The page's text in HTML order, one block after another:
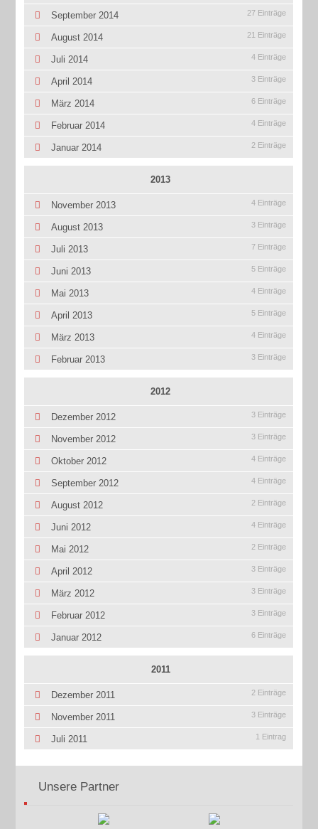
September 2014 27 Einträge
August 2014 21 Einträge
Juli 2014 4 Einträge
April 2014 3 Einträge
März 2014 6 Einträge
Februar 2014 4 Einträge
Januar 2014 2 Einträge
2013
November 2013 4 Einträge
August 2013 3 Einträge
Juli 2013 7 Einträge
Juni 2013 5 Einträge
Mai 2013 4 Einträge
April 2013 5 Einträge
März 2013 4 Einträge
Februar 2013 3 Einträge
2012
Dezember 2012 3 Einträge
November 2012 3 Einträge
Oktober 2012 4 Einträge
September 2012 4 Einträge
August 2012 2 Einträge
Juni 2012 4 Einträge
Mai 2012 2 Einträge
April 2012 3 Einträge
März 2012 3 Einträge
Februar 2012 3 Einträge
Januar 2012 6 Einträge
2011
Dezember 2011 2 Einträge
November 2011 3 Einträge
Juli 2011 1 Eintrag
Unsere Partner